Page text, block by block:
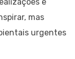
e
mas
urgentes